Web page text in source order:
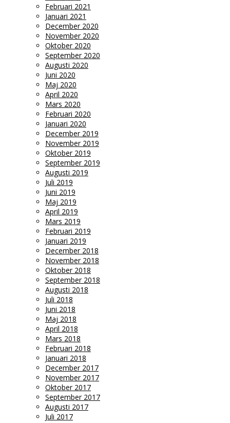
Februari 2021
Januari 2021
December 2020
November 2020
Oktober 2020
September 2020
Augusti 2020
Juni 2020
Maj 2020
April 2020
Mars 2020
Februari 2020
Januari 2020
December 2019
November 2019
Oktober 2019
September 2019
Augusti 2019
Juli 2019
Juni 2019
Maj 2019
April 2019
Mars 2019
Februari 2019
Januari 2019
December 2018
November 2018
Oktober 2018
September 2018
Augusti 2018
Juli 2018
Juni 2018
Maj 2018
April 2018
Mars 2018
Februari 2018
Januari 2018
December 2017
November 2017
Oktober 2017
September 2017
Augusti 2017
Juli 2017